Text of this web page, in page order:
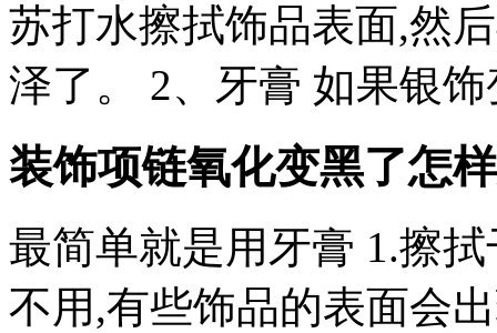
苏打水擦拭饰品表面,然
泽了。 2、牙膏 如果银
装饰项链氧化变黑了怎
最简单就是用牙膏 1.擦
不用,有些饰品的表面会